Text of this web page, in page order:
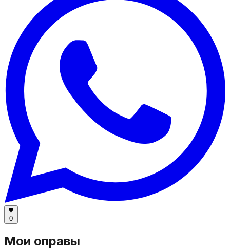
0
Мои оправы